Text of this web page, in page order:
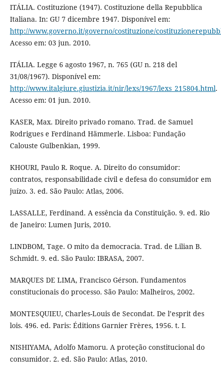
ITÁLIA. Costituzione (1947). Costituzione della Repubblica
Italiana. In: GU 7 dicembre 1947. Disponível em:
http://www.governo.it/governo/costituzione/
Acesso em: 03 jun. 2010.
ITÁLIA. Legge 6 agosto 1967, n. 765 (GU n. 218 del
31/08/1967). Disponível em:
http://www.italgiure.giustizia.it/nir/lexs/1967/lexs_215804.html.
Acesso em: 01 jun. 2010.
KASER, Max. Direito privado romano. Trad. de Samuel
Rodrigues e Ferdinand Hämmerle. Lisboa: Fundação
Calouste Gulbenkian, 1999.
KHOURI, Paulo R. Roque. A. Direito do consumidor:
contratos, responsabilidade civil e defesa do consumidor em
juízo. 3. ed. São Paulo: Atlas, 2006.
LASSALLE, Ferdinand. A essência da Constituição. 9. ed. Rio
de Janeiro: Lumen Juris, 2010.
LINDBOM, Tage. O mito da democracia. Trad. de Lilian B.
Schmidt. 9. ed. São Paulo: IBRASA, 2007.
MARQUES DE LIMA, Francisco Gérson. Fundamentos
constitucionais do processo. São Paulo: Malheiros, 2002.
MONTESQUIEU, Charles-Louis de Secondat. De l’esprit des
lois. 496. ed. Paris: Éditions Garnier Frères, 1956. t. I.
NISHIYAMA, Adolfo Mamoru. A proteção constitucional do
consumidor. 2. ed. São Paulo: Atlas, 2010.